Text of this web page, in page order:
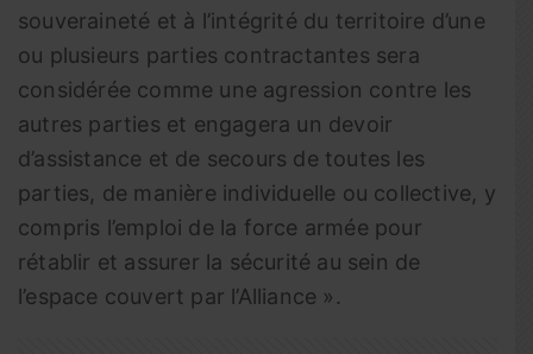
souveraineté et à l’intégrité du territoire d’une
ou plusieurs parties contractantes sera
considérée comme une agression contre les
autres parties et engagera un devoir
d’assistance et de secours de toutes les
parties, de manière individuelle ou collective, y
compris l’emploi de la force armée pour
rétablir et assurer la sécurité au sein de
l’espace couvert par l’Alliance ».